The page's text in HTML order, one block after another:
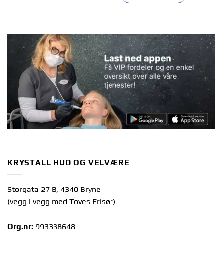
KRYSTALL HUD OG VELVÆRE
Storgata 27 B, 4340 Bryne
(vegg i vegg med Toves Frisør)
Org.nr: 993338648